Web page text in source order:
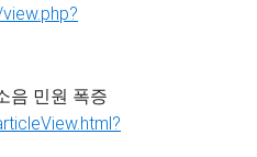
음 민원 폭증